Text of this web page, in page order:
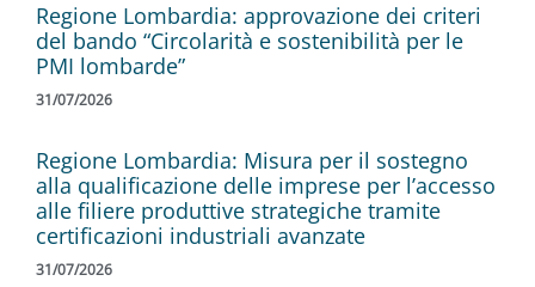
Regione Lombardia: approvazione dei criteri
del bando “Circolarità e sostenibilità per le
PMI lombarde”
31/07/2026
Regione Lombardia: Misura per il sostegno
alla qualificazione delle imprese per l’accesso
alle filiere produttive strategiche tramite
certificazioni industriali avanzate
31/07/2026